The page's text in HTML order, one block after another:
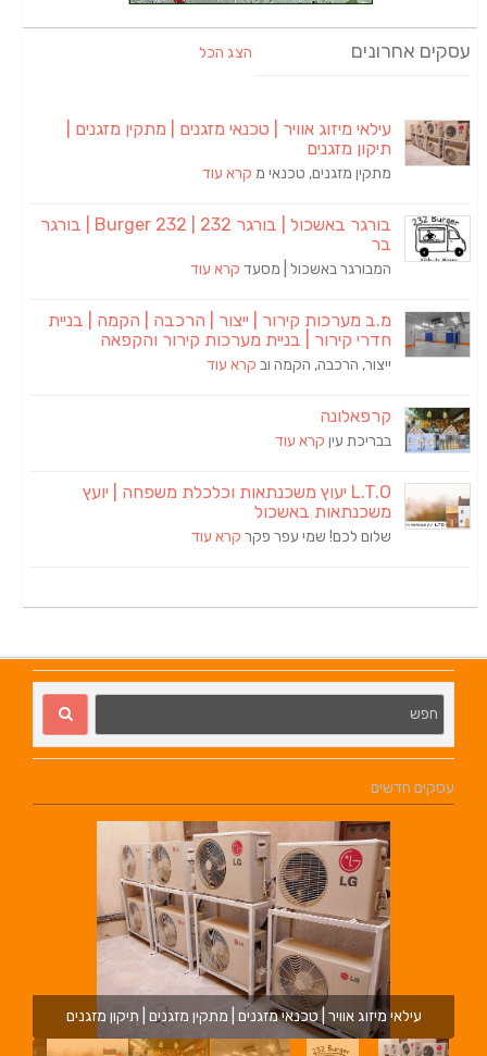
עסקים אחרונים הצג הכל
עילאי מיזוג אוויר | טכנאי מזגנים | מתקין מזגנים |
תיקון מזגנים
מתקין מזגנים, טכנאי מ קרא עוד
בורגר באשכול | בורגר 232 | Burger 232 | בורגר
בר
המבורגר באשכול | מסעד קרא עוד
מ.ב מערכות קירור | ייצור | הרכבה | הקמה | בניית
חדרי קירור | בניית מערכות קירור והקפאה
ייצור, הרכבה, הקמה וב קרא עוד
קרפאלונה
בבריכת עין קרא עוד
L.T.O יעוץ משכנתאות וכלכלת משפחה | יועץ
משכנתאות באשכול
שלום לכם! שמי עפר פקר קרא עוד
עסקים חדשים
עילאי מיזוג אוויר | טכנאי מזגנים | מתקין מזגנים | תיקון מזגנים